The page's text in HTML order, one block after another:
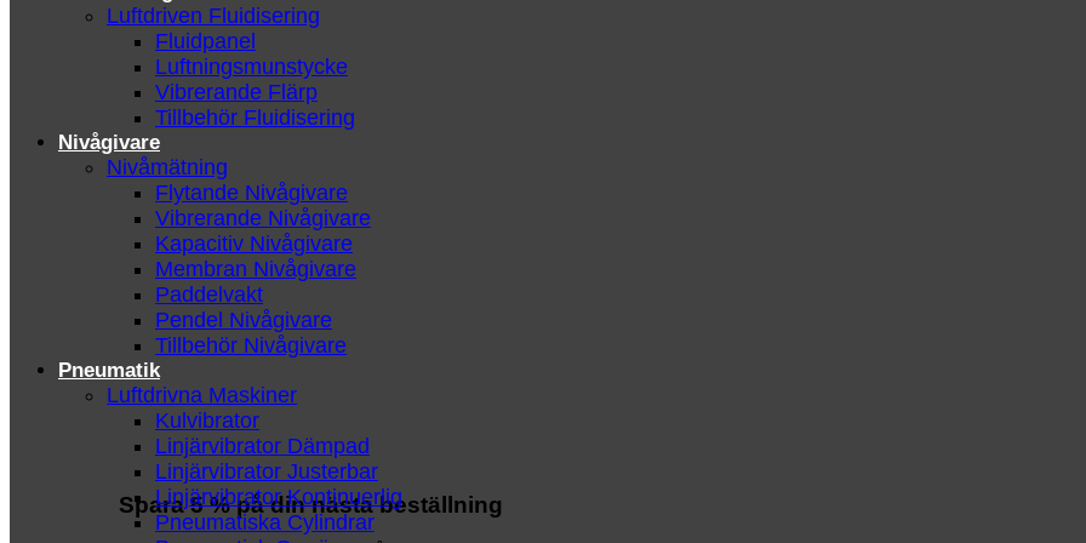
Spara 5 % på din nästa beställning
Luftdriven Fluidisering
Fluidpanel
Luftningsmunstycke
Vibrerande Flärp
Tillbehör Fluidisering
Nivågivare
Nivåmätning
Flytande Nivågivare
Vibrerande Nivågivare
Kapacitiv Nivågivare
Membran Nivågivare
Paddelvakt
Pendel Nivågivare
Tillbehör Nivågivare
Pneumatik
Luftdrivna Maskiner
Kulvibrator
Linjärvibrator Dämpad
Linjärvibrator Justerbar
Linjärvibrator Kontinuerlig
Pneumatiska Cylindrar